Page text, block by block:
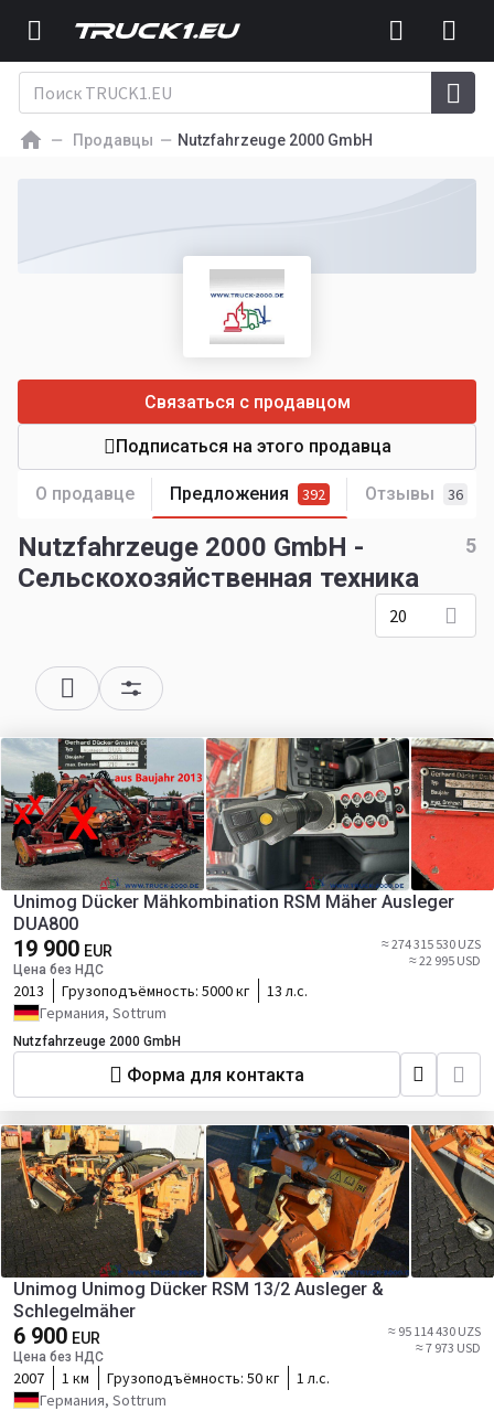
Продавцы Nutzfahrzeuge 2000 GmbH
О продавце Предложения 392 Отзывы 36
Связаться с продавцом
Подписаться на этого продавца
Nutzfahrzeuge 2000 GmbH -
Сельскохозяйственная техника
5
20
Unimog Dücker Mähkombination RSM Mäher Ausleger
DUA800
19 900 EUR
Цена без НДС
≈ 274 315 530 UZS
≈ 22 995 USD
2013 Грузоподъёмность: 5000 кг
13 л.с.
Германия, Sottrum
Nutzfahrzeuge 2000 GmbH
Форма для контакта
Unimog Unimog Dücker RSM 13/2 Ausleger &
Schlegelmäher
6 900 EUR
Цена без НДС
≈ 95 114 430 UZS
≈ 7 973 USD
2007 1 км Грузоподъёмность: 50 кг
1 л.с.
Германия, Sottrum